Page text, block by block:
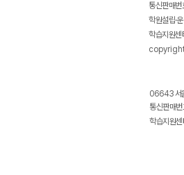
통신판매
학원설립·
학습지원
06643 서
통신판매
학습지원